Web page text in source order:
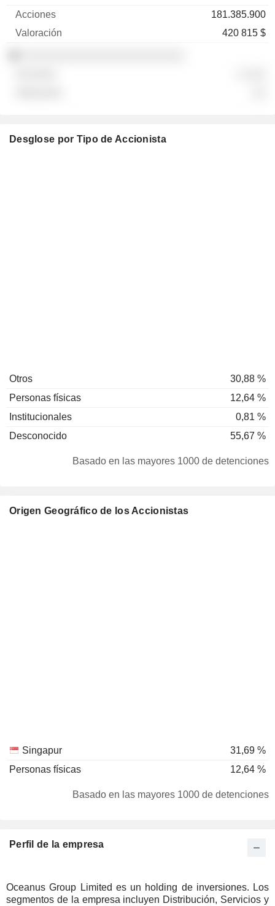
181.385.900
420 815 $
Desglose por Tipo de Accionista
Otros
30,88 %
Personas físicas
12,64 %
Institucionales
0,81 %
Desconocido
55,67 %
Basado en las mayores 1000 de detenciones
Origen Geográfico de los Accionistas
Singapur
31,69 %
Personas físicas
12,64 %
Basado en las mayores 1000 de detenciones
Perfil de la empresa
Oceanus Group Limited es un holding de inversiones. Los
segmentos de la empresa incluyen Distribución, Servicios y